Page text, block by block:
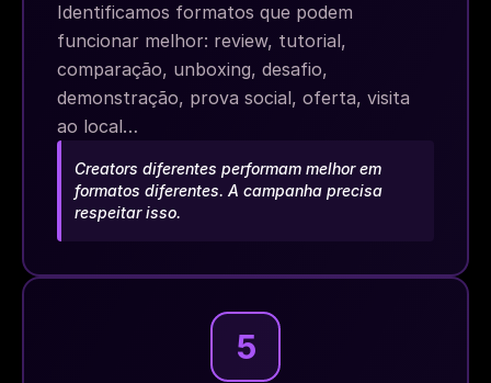
Identificamos formatos que podem
funcionar melhor: review, tutorial,
comparação, unboxing, desafio,
demonstração, prova social, oferta, visita
ao local…
Creators diferentes performam melhor em
formatos diferentes. A campanha precisa
respeitar isso.
5